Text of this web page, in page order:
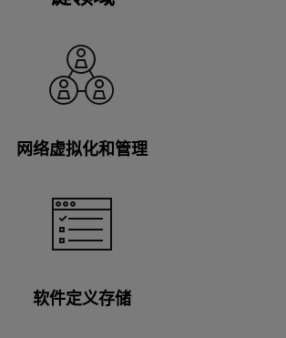
网络虚拟化和管理
软件定义存储